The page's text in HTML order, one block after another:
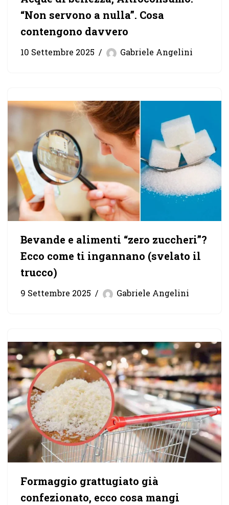
“Non servono a nulla”. Cosa
contengono davvero
10 Settembre 2025 Gabriele Angelini
Bevande e alimenti “zero zuccheri”?
Ecco come ti ingannano (svelato il
trucco)
9 Settembre 2025 Gabriele Angelini
Formaggio grattugiato già
confezionato, ecco cosa mangi